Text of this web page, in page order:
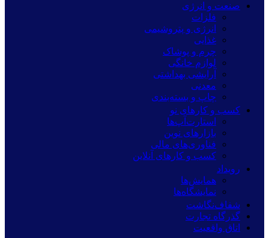
صنعت و انرژی
فلزات
انرژی و پتروشیمی
غذایی
چرم و پوشاک
لوازم خانگی
آرایشی بهداشتی
معدنی
چاپ و بسته‌بندی
کسب و کارهای نو
استارت‌آپ‌ها
بازارهای نوین
فناوری‌های مالی
کسب و کارهای آنلاین
رویداد
همایش‌ها
نمایشگاه‌ها
شفاف‌نگاشت
گذرگاه تجارت
اتاق واقعیت